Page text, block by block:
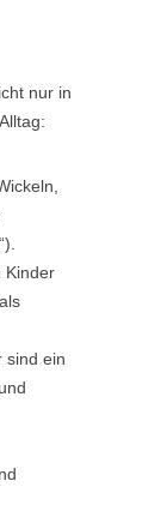
nur in
Kinder
sind ein